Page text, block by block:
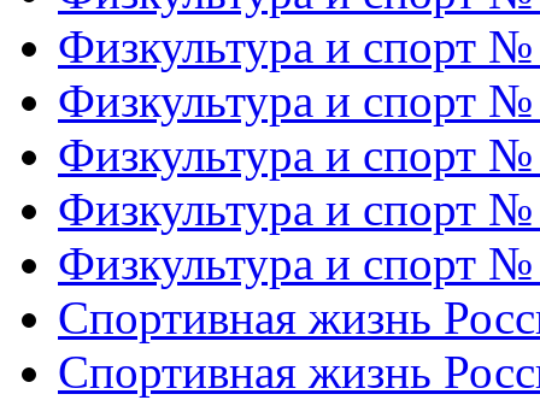
Физкультура и спорт
Физкультура и спорт
Физкультура и спорт
Физкультура и спорт
Физкультура и спорт
Спортивная жизнь
Спортивная жизнь